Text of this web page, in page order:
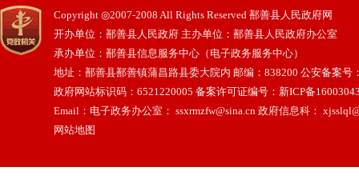
Copyright ◎2007-2008 All Rights Reserved 鄯善县人民政府网
开办单位：鄯善县人民政府 主办单位：鄯善县人民政府办公室
承办单位：鄯善县信息服务中心（电子政务服务中心）
地址：鄯善县鄯善镇蒲昌路县委大院内 邮编：838200 公安备案号
政府网站标识码：6521220005 备案许可证编号：新ICP备
Email：电子政务办公室： ssxrmzfw@sina.cn 政府信息科：
网站地图